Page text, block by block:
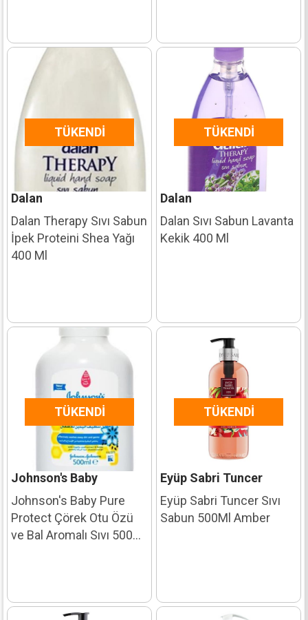
TÜKENDI
Dalan
Dalan Therapy Sıvı Sabun
İpek Proteini Shea Yağı
400 Ml
TÜKENDI
Dalan
Dalan Sıvı Sabun Lavanta
Kekik 400 Ml
TÜKENDI
Johnson's Baby
Johnson's Baby Pure
Protect Çörek Otu Özü
ve Bal Aromalı Sıvı 500
TÜKENDI
Eyüp Sabri Tuncer
Eyüp Sabri Tuncer Sıvı
Sabun 500Ml Amber